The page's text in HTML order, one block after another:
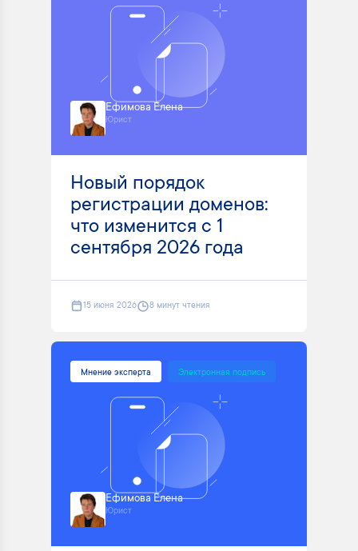
Ефимова Елена
Юрист
Новый порядок
регистрации доменов:
что изменится с 1
сентября 2026 года
15 июня 2026 8 минут чтения
Мнение эксперта Электронная подпись
Ефимова Елена
Юрист